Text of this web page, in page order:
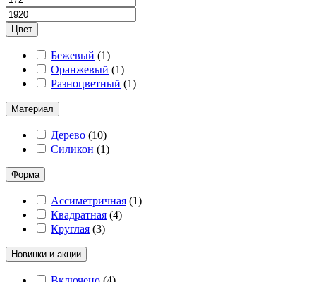
Цвет
Бежевый (1)
Оранжевый (1)
Разноцветный (1)
Материал
Дерево (10)
Силикон (1)
Форма
Ассиметричная (1)
Квадратная (4)
Круглая (3)
Новинки и акции